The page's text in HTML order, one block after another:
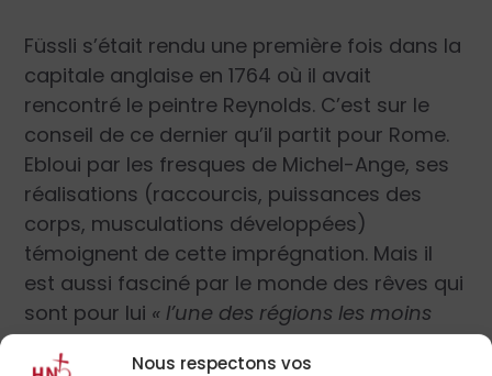
Nous respectons vos
Füssli s’était rendu une première fois dans la
capitale anglaise en 1764 où il avait
rencontré le peintre Reynolds. C’est sur le
conseil de ce dernier qu’il partit pour Rome.
Ebloui par les fresques de Michel-Ange, ses
réalisations (raccourcis, puissances des
corps, musculations développées)
témoignent de cette imprégnation. Mais il
est aussi fasciné par le monde des rêves qui
sont pour lui « l’une des régions les moins
explorées de l’art ».